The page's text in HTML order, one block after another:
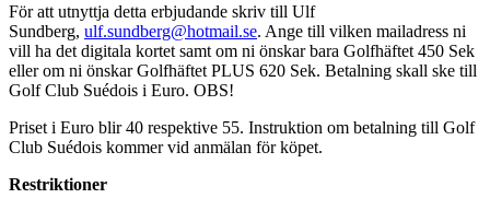
För att utnyttja detta erbjudande skriv till Ulf
Sundberg, ulf.sundberg@hotmail.se. Ange till vilken mailadress ni
vill ha det digitala kortet samt om ni önskar bara Golfhäftet 450 Sek
eller om ni önskar Golfhäftet PLUS 620 Sek. Betalning skall ske till
Golf Club Suédois i Euro. OBS!
Priset i Euro blir 40 respektive 55. Instruktion om betalning till Golf
Club Suédois kommer vid anmälan för köpet.
Restriktioner